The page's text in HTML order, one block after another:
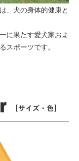
、犬の身体的健康と
に果たす愛犬家およ
スポーツです。